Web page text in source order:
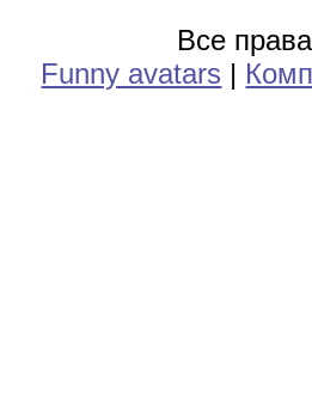
Все
Funny avatars |